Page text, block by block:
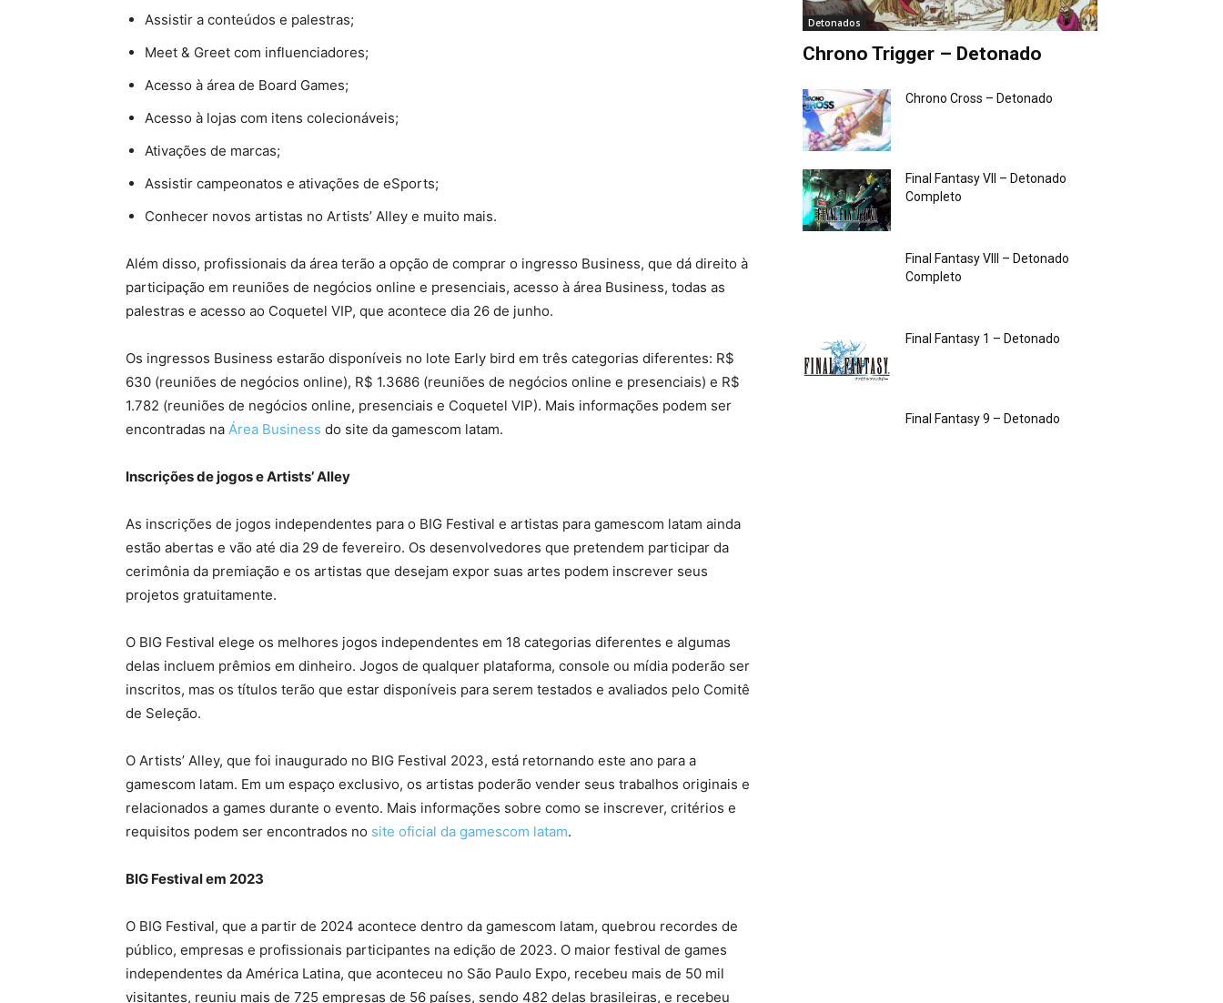
Assistir a conteúdos e palestras;
Meet & Greet com influenciadores;
Acesso à área de Board Games;
Acesso à lojas com itens colecionáveis;
Ativações de marcas;
Assistir campeonatos e ativações de eSports;
Conhecer novos artistas no Artists’ Alley e muito mais.
Além disso, profissionais da área terão a opção de comprar o ingresso Business, que dá direito à
participação em reuniões de negócios online e presenciais, acesso à área Business, todas as
palestras e acesso ao Coquetel VIP, que acontece dia 26 de junho.
Os ingressos Business estarão disponíveis no lote Early bird em três categorias diferentes: R$
630 (reuniões de negócios online), R$ 1.3686 (reuniões de negócios online e presenciais) e R$
1.782 (reuniões de negócios online, presenciais e Coquetel VIP). Mais informações podem ser
encontradas na Área Business do site da gamescom latam.
Inscrições de jogos e Artists’ Alley
As inscrições de jogos independentes para o BIG Festival e artistas para gamescom latam ainda
estão abertas e vão até dia 29 de fevereiro. Os desenvolvedores que pretendem participar da
cerimônia da premiação e os artistas que desejam expor suas artes podem inscrever seus
projetos gratuitamente.
O BIG Festival elege os melhores jogos independentes em 18 categorias diferentes e algumas
delas incluem prêmios em dinheiro. Jogos de qualquer plataforma, console ou mídia poderão ser
inscritos, mas os títulos terão que estar disponíveis para serem testados e avaliados pelo Comitê
de Seleção.
O Artists’ Alley, que foi inaugurado no BIG Festival 2023, está retornando este ano para a
gamescom latam. Em um espaço exclusivo, os artistas poderão vender seus trabalhos originais e
relacionados a games durante o evento. Mais informações sobre como se inscrever, critérios e
requisitos podem ser encontrados no site oficial da gamescom latam.
BIG Festival em 2023
O BIG Festival, que a partir de 2024 acontece dentro da gamescom latam, quebrou recordes de
público, empresas e profissionais participantes na edição de 2023. O maior festival de games
independentes da América Latina, que aconteceu no São Paulo Expo, recebeu mais de 50 mil
visitantes, reuniu mais de 725 empresas de 56 países, sendo 482 delas brasileiras, e recebeu
Detonados
Chrono Trigger – Detonado
Chrono Cross – Detonado
Final Fantasy VII – Detonado
Completo
Final Fantasy VIII – Detonado
Completo
Final Fantasy 1 – Detonado
Final Fantasy 9 – Detonado